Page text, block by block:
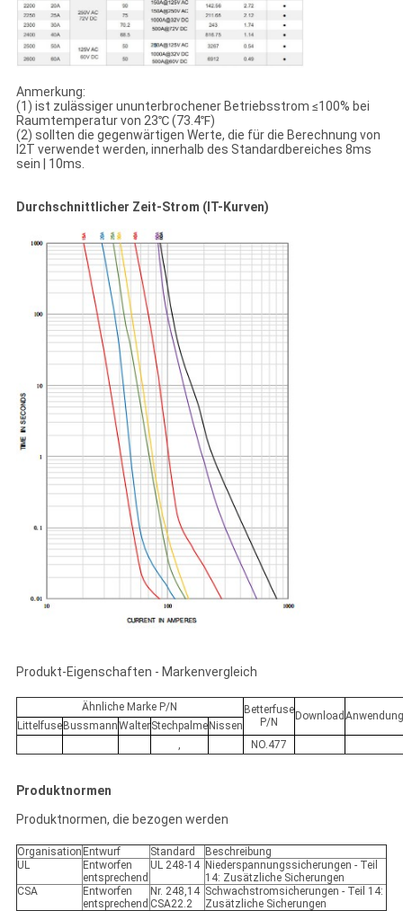
Anmerkung:
(1) ist zulässiger ununterbrochener Betriebsstrom ≤100% bei
Raumtemperatur von 23℃ (73.4℉)
(2) sollten die gegenwärtigen Werte, die für die Berechnung von
I2T verwendet werden, innerhalb des Standardbereiches 8ms
sein | 10ms.
Durchschnittlicher Zeit-Strom (IT-Kurven)
Produkt-Eigenschaften - Markenvergleich
Ähnliche Marke P/N
Betterfuse
P/N
Download
LittelfuseBussmannWalterStechpalmeNissen
NO.477
Produktnormen
Produktnormen, die bezogen werden
Organisation Entwurf Standard
Beschreibung
UL
Entworfen
entsprechend
UL 248-14 Niederspannungssicherungen - Teil
14: Zusätzliche Sicherungen
CSA
Entworfen
entsprechend
Nr. 248,14
CSA22.2
Schwachstromsicherungen - Teil 14:
Zusätzliche Sicherungen